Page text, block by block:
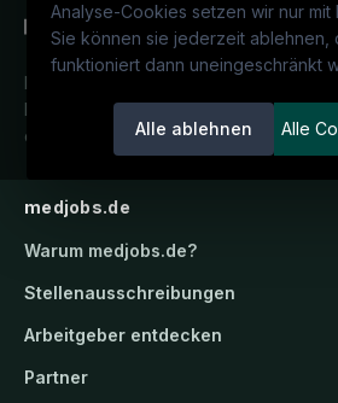
Analyse-Cookies setzen wir nur mit
Sie können sie jederzeit ablehnen,
funktioniert dann uneingeschränkt
Alle ablehnen Alle
Deutschlands medizinisches
Karriereportal.Ein Service der
candidatis GmbH.
medjobs.de
Warum medjobs.de?
Stellenausschreibungen
Arbeitgeber entdecken
Partner